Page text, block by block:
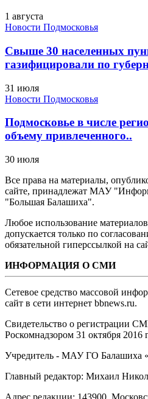
1 августа
Новости Подмосковья
Свыше 30 населенных
газифицировали по
31 июля
Новости Подмосковья
Подмосковье в числе
объему привлеченного..
30 июля
Все права на материалы,
сайте, принадлежат МАУ
"Большая Балашиха".
Любое использование
допускается только по
обязательной гиперссылкой на
ИНФОРМАЦИЯ О СМИ
Сетевое средство массовой
сайт в сети интернет bbnews.ru.
Свидетельство о регистрации
Роскомнадзором 31 октября 2016
Учредитель - МАУ ГО Балашиха
Главный редактор: Михаил